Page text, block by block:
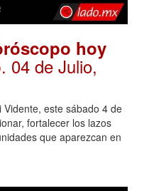
hoy
. 04 de Julio,
este sábado 4 de
fortalecer los lazos
que aparezcan en